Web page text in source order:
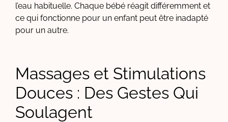
l’eau habituelle. Chaque bébé réagit différemment et
ce qui fonctionne pour un enfant peut être inadapté
pour un autre.
Massages et Stimulations
Douces : Des Gestes Qui
Soulagent